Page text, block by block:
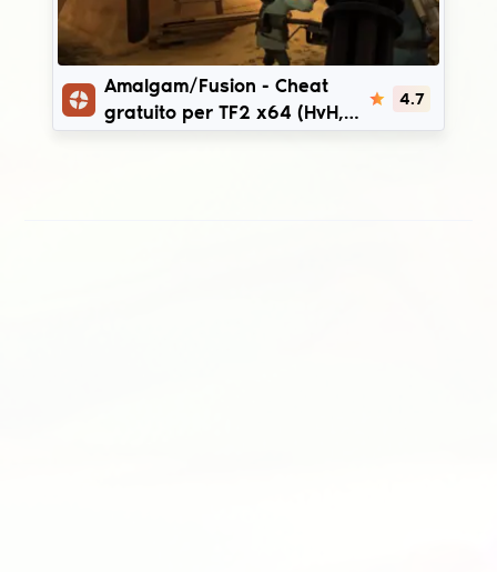
Amalgam/Fusion
Amalgam/Fusion - Cheat
gratuito per TF2 x64 (HvH,
4.7